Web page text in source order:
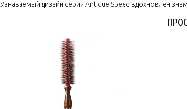
Узнаваемый дизайн серии Antique Speed вдохновлен